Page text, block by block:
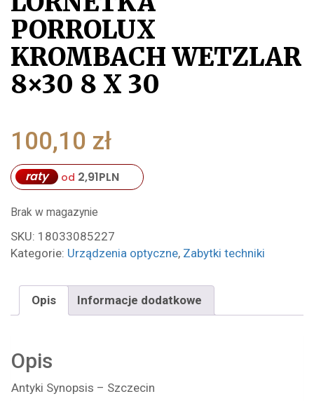
PORROLUX
KROMBACH WETZLAR
8×30 8 X 30
100,10 zł
raty od 2,91PLN
Brak w magazynie
SKU: 18033085227
Kategorie: Urządzenia optyczne, Zabytki techniki
Opis Informacje dodatkowe
Opis
Antyki Synopsis – Szczecin